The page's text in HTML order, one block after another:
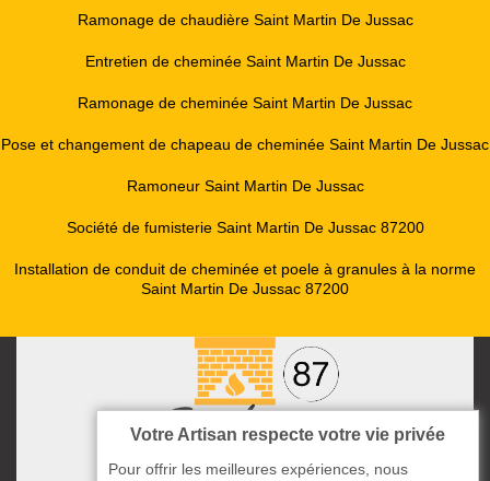
Ramonage de chaudière Saint Martin De Jussac
Entretien de cheminée Saint Martin De Jussac
Ramonage de cheminée Saint Martin De Jussac
Pose et changement de chapeau de cheminée Saint Martin De Jussac
Ramoneur Saint Martin De Jussac
Société de fumisterie Saint Martin De Jussac 87200
Installation de conduit de cheminée et poele à granules à la norme
Saint Martin De Jussac 87200
Votre Artisan respecte votre vie privée
Pour offrir les meilleures expériences, nous